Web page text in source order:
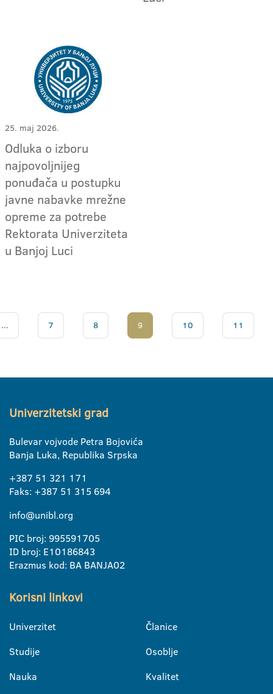
25. maj 2026.
Odluka o izboru
najpovoljnijeg
ponuđača u postupku
javne nabavke mrežne
opreme za potrebe
Rektorata Univerziteta
u Banjoj Luci
... 7 8 9 10 11
Univerzitetski grad
Bulevar vojvode Petra Bojovića
Banja Luka, Republika Srpska
+387 51 321 171
Faks: +387 51 315 694
info@unibl.org
PIC broj: 995591705
ID broj: E10186843
Erazmus kod: BA BANJA02
Korisni linkovi
Univerzitet
Studije
Nauka
Članice
Osoblje
Kvalitet